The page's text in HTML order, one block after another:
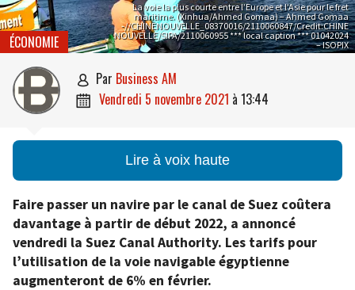
La voie la plus courte entre l’Europe et l’Asie pour le fret
maritime. (Xinhua/Ahmed Gomaa) – Ahmed Gomaa
-//CHINENOUVELLE_08370016/2110060847/Credit:CHINE
NOUVELLE/SIPA/2110060955 *** local caption *** 01042024
– ISOPIX
ÉCONOMIE
 par Business AM
 vendredi 5 novembre 2021 à 13:44
Lire à voix haute
Faire passer un navire par le canal de Suez coûtera
davantage à partir de début 2022, a annoncé
vendredi la Suez Canal Authority. Les tarifs pour
l’utilisation de la voie navigable égyptienne
augmenteront de 6% en février.